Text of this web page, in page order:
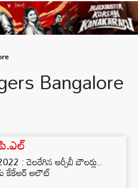
Bangalore
: చెలరేగిన ఆర్సీబీ బౌలర్లు..
కేకేఆర్‌ ఆలౌట్‌